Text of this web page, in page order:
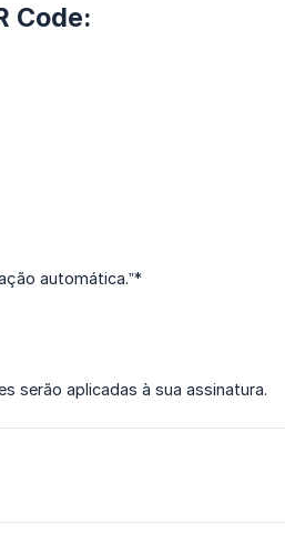
Code:
automática.”*
serão aplicadas à sua assinatura.